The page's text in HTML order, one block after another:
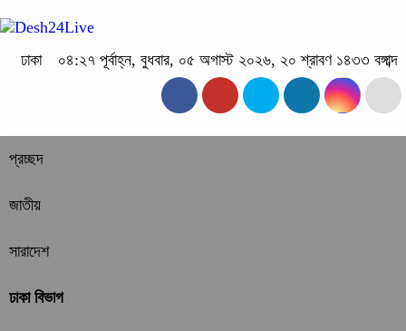
ঢাকা ০৪:২৭ পূর্বাহ্ন, বুধবার, ০৫ অগাস্ট ২০২৬, ২০ শ্রাবণ ১৪৩৩ বঙ্গাব্দ
প্রচ্ছদ
জাতীয়
সারাদেশ
ঢাকা বিভাগ